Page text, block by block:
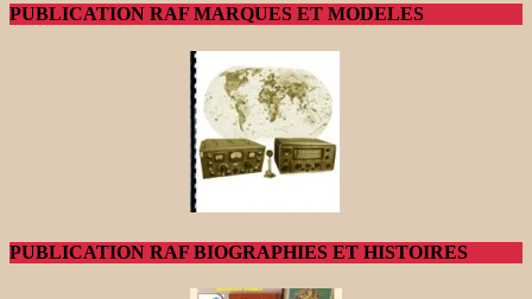
PUBLICATION RAF MARQUES ET MODELES
PUBLICATION RAF BIOGRAPHIES ET HISTOIRES